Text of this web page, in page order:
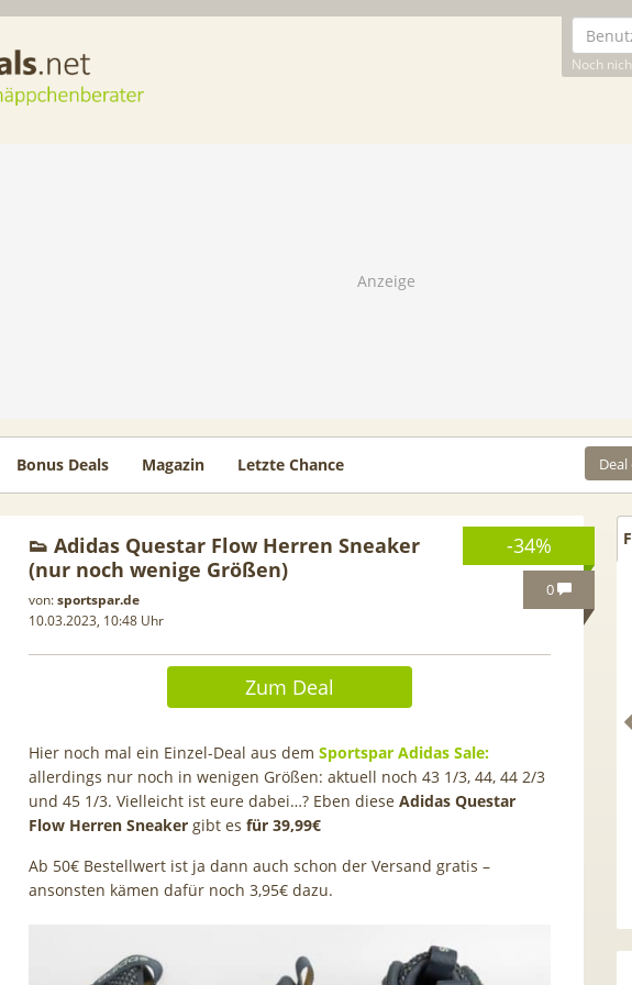
Noch
Bonus Deals Magazin Letzte Chance
-34%
0
👟 Adidas Questar Flow Herren Sneaker
(nur noch wenige Größen)
von:sportspar.de
10.03.2023, 10:48 Uhr
Zum Deal
Hier noch mal ein Einzel-Deal aus dem Sportspar Adidas Sale:
allerdings nur noch in wenigen Größen: aktuell noch 43 1/3, 44, 44 2/3
und 45 1/3. Vielleicht ist eure dabei…? Eben diese Adidas Questar
Flow Herren Sneaker gibt es für 39,99€
Ab 50€ Bestellwert ist ja dann auch schon der Versand gratis –
ansonsten kämen dafür noch 3,95€ dazu.
5G
TOP 🍿 Netflix Standard + 300
TV-Sender (280 in HD) via
TCL tragbares 3-in-1
Luftentfeuchten | 9.000
App- & Smart-Home-